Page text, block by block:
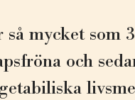
så mycket som
och